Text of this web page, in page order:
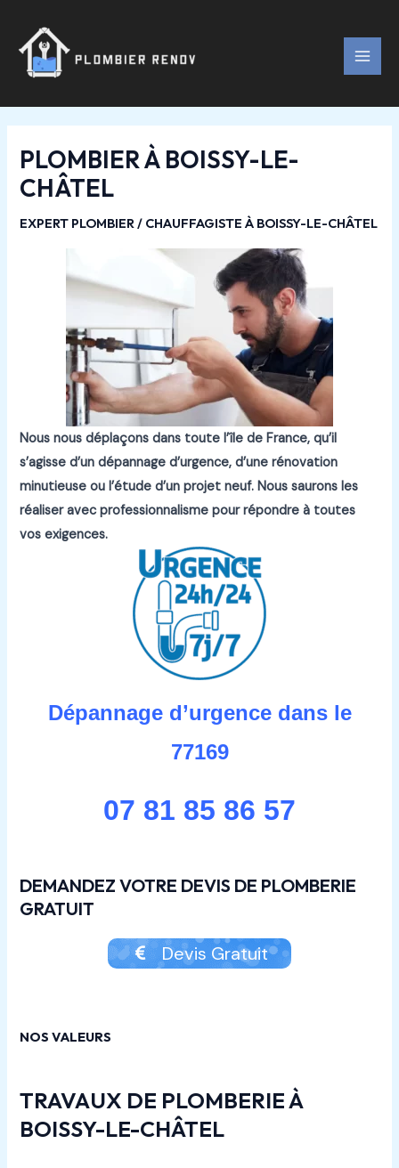
contenu
PLOMBIER À BOISSY-LE-
CHÂTEL
EXPERT PLOMBIER / CHAUFFAGISTE À BOISSY-LE-CHÂTEL
Nous nous déplaçons dans toute l’île de France, qu’il
s’agisse d’un dépannage d’urgence, d’une rénovation
minutieuse ou l’étude d’un projet neuf.Nous saurons les
réaliser avec professionnalisme pour répondre à toutes
vos exigences.
Dépannage d’urgence dans le
77169
07 81 85 86 57
DEMANDEZ VOTRE DEVIS DE PLOMBERIE
GRATUIT
Devis Gratuit
NOS VALEURS
TRAVAUX DE PLOMBERIE À
BOISSY-LE-CHÂTEL
articles